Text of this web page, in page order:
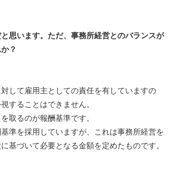
思います。ただ、事務所経営とのバランスが
？
して雇用主としての責任を有していますの
することはできません。
取るのが報酬基準です。
準を採用していますが、これは事務所経営を
基づいて必要となる金額を定めたものです。